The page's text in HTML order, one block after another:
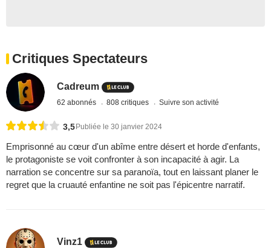
Critiques Spectateurs
Cadreum
62 abonnés 808 critiques Suivre son activité
3,5 Publiée le 30 janvier 2024
Emprisonné au cœur d'un abîme entre désert et horde d'enfants,
le protagoniste se voit confronter à son incapacité à agir. La
narration se concentre sur sa paranoïa, tout en laissant planer le
regret que la cruauté enfantine ne soit pas l'épicentre narratif.
Vinz1